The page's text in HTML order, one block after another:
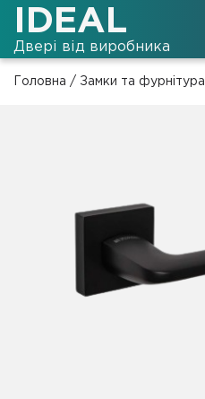
IDEAL
Двері від виробника
Головна / Замки та фурнітура